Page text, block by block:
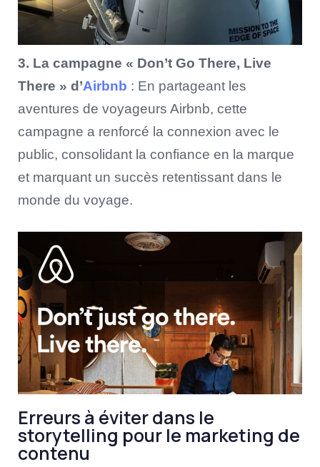
3. La campagne « Don’t Go There, Live
There » d’Airbnb : En partageant les
aventures de voyageurs Airbnb, cette
campagne a renforcé la connexion avec le
public, consolidant la confiance en la marque
et marquant un succès retentissant dans le
monde du voyage.
Erreurs à éviter dans le
storytelling pour le marketing de
contenu